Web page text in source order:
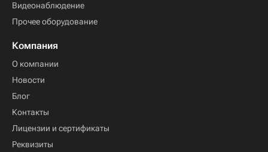
Видеонаблюдение
Прочее оборудование
Компания
О компании
Новости
Блог
Контакты
Лицензии и сертификаты
Реквизиты